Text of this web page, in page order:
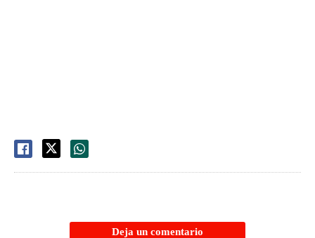
Deja un comentario